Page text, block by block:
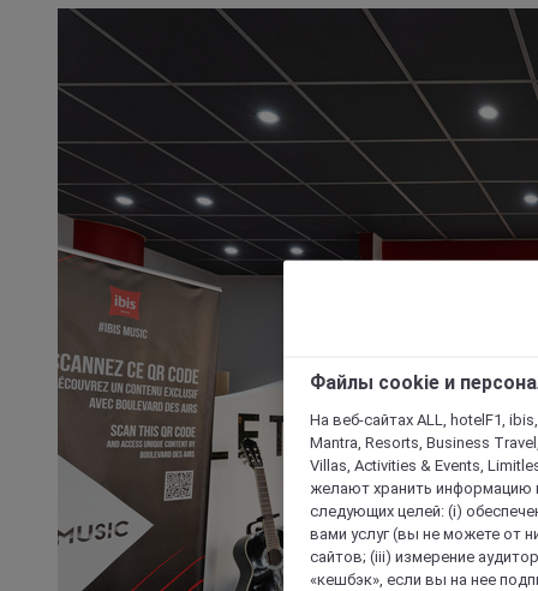
Файлы cookie и
На веб-сайтах ALL, hotelF1,
Mantra, Resorts, Business
Villas, Activities & Events,
желают хранить информацию
следующих целей: (i)
вами услуг (вы не можете от
сайтов; (iii) измерение
«кешбэк», если вы на нее